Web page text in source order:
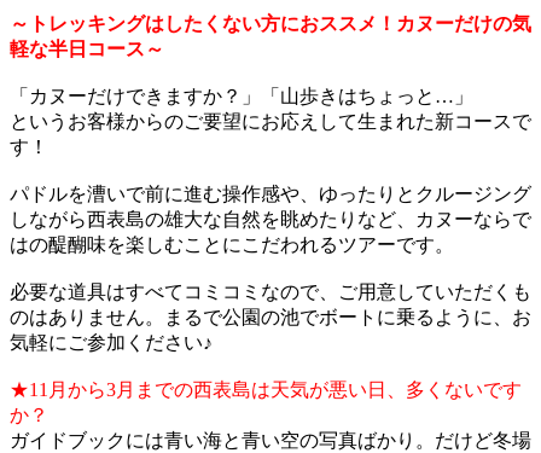
～トレッキングはしたくない方におススメ！カヌーだけの気
軽な半日コース～
「カヌーだけできますか？」「山歩きはちょっと…」
というお客様からのご要望にお応えして生まれた新コースで
す！
パドルを漕いで前に進む操作感や、ゆったりとクルージング
しながら西表島の雄大な自然を眺めたりなど、カヌーならで
はの醍醐味を楽しむことにこだわれるツアーです。
必要な道具はすべてコミコミなので、ご用意していただくも
のはありません。まるで公園の池でボートに乗るように、お
気軽にご参加ください♪
★11月から3月までの西表島は天気が悪い日、多くないです
か？
ガイドブックには青い海と青い空の写真ばかり。だけど冬場